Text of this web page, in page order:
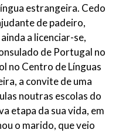
estrangeira. Cedo
de padeiro,
a licenciar-se,
de Portugal no
no Centro de Línguas
a convite de uma
noutras escolas do
etapa da sua vida, em
o marido, que veio